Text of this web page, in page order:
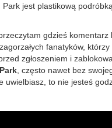
jest plastikową
gdzieś
fanatyków,
zgłoszeniem i
, często nawet bez
to nie jesteś